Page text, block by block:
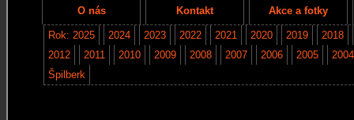
O nás Kontakt Akce a fotky
Rok: 2025 2024 2023 2022 2021 2020 2019
2018
2012
2011 2010 2009 2008 2007 2006 2005
2004
Špilberk